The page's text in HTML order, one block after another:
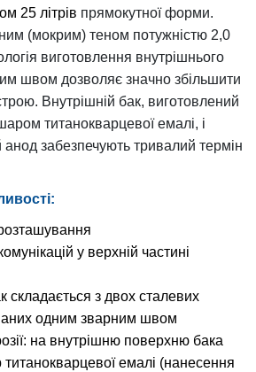
25 літрів прямокутноїформи.
(мокрим) теном потужністю 2,0
виготовлення внутрішнього
швом дозволяє значно збільшити
Внутрішній бак, виготовлений
титанокварцевої емалі, і
анод забезпечують тривалий термін
у верхній частині
складається з двох сталевих
одним зварним швом
на внутрішню поверхню бака
емалі (нанесення